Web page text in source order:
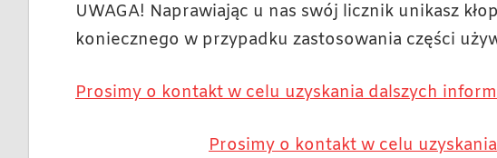
UWAGA! Naprawiając u nas swój licznik unikasz
koniecznego w przypadku zastosowania części
Prosimy o kontakt w celu uzyskania dalszych
Prosimy o kontakt w celu